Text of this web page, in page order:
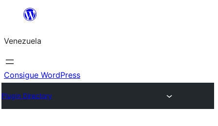
Saltar
contenido
Venezuela
Consigue WordPress
Plugin Directory